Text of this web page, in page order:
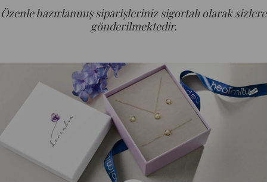
Özenle hazırlanmış siparişleriniz sigortalı olarak sizlere
gönderilmektedir.